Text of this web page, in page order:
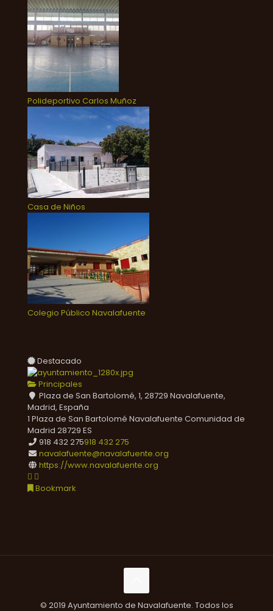
Polideportivo Carlos Muñoz
Casa de Niños
Colegio Público Navalafuente
Destacado
Principales
Plaza de San Bartolomé, 1, 28729 Navalafuente,
Madrid, España
1 Plaza de San Bartolomé Navalafuente Comunidad de
Madrid 28729 ES
918 432 275918 432 275
navalafuente@navalafuente.org
https://www.navalafuente.org
Bookmark
© 2019 Ayuntamiento de Navalafuente. Todos los